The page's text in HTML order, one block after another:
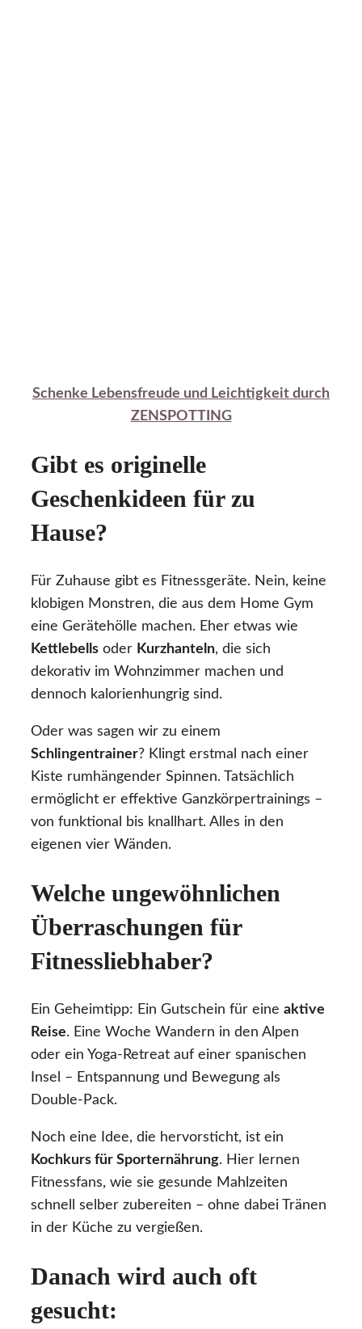
Schenke Lebensfreude und Leichtigkeit durch
ZENSPOTTING
Gibt es originelle
Geschenkideen für zu
Hause?
Für Zuhause gibt es Fitnessgeräte. Nein, keine
klobigen Monstren, die aus dem Home Gym
eine Gerätehölle machen. Eher etwas wie
Kettlebells oder Kurzhanteln, die sich
dekorativ im Wohnzimmer machen und
dennoch kalorienhungrig sind.
Oder was sagen wir zu einem
Schlingentrainer? Klingt erstmal nach einer
Kiste rumhängender Spinnen. Tatsächlich
ermöglicht er effektive Ganzkörpertrainings –
von funktional bis knallhart. Alles in den
eigenen vier Wänden.
Welche ungewöhnlichen
Überraschungen für
Fitnessliebhaber?
Ein Geheimtipp: Ein Gutschein für eine aktive
Reise. Eine Woche Wandern in den Alpen
oder ein Yoga-Retreat auf einer spanischen
Insel – Entspannung und Bewegung als
Double-Pack.
Noch eine Idee, die hervorsticht, ist ein
Kochkurs für Sporternährung. Hier lernen
Fitnessfans, wie sie gesunde Mahlzeiten
schnell selber zubereiten – ohne dabei Tränen
in der Küche zu vergießen.
Danach wird auch oft
gesucht: